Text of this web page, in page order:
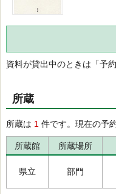
資料が貸出中のときは「予
所蔵
所蔵は 1 件です。現在の予
所蔵館 所蔵場所
県立 部門